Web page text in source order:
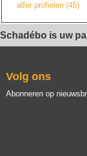
alfer profielen (45)
Schadébo is uw
Volg ons
Abonneren op